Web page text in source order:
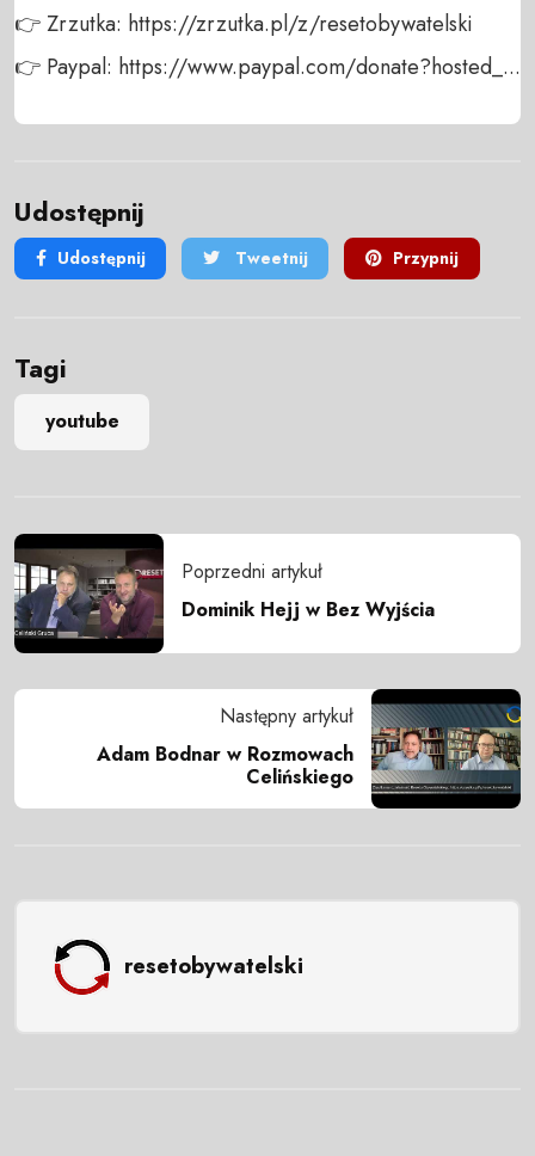
👉 Zrzutka: https://zrzutka.pl/z/resetobywatelski
👉 Paypal: https://www.paypal.com/donate?hosted_...
Udostępnij
Udostępnij Tweetnij Przypnij
Tagi
youtube
Poprzedni artykuł
Dominik Hejj w Bez Wyjścia
Następny artykuł
Adam Bodnar w Rozmowach
Celińskiego
resetobywatelski